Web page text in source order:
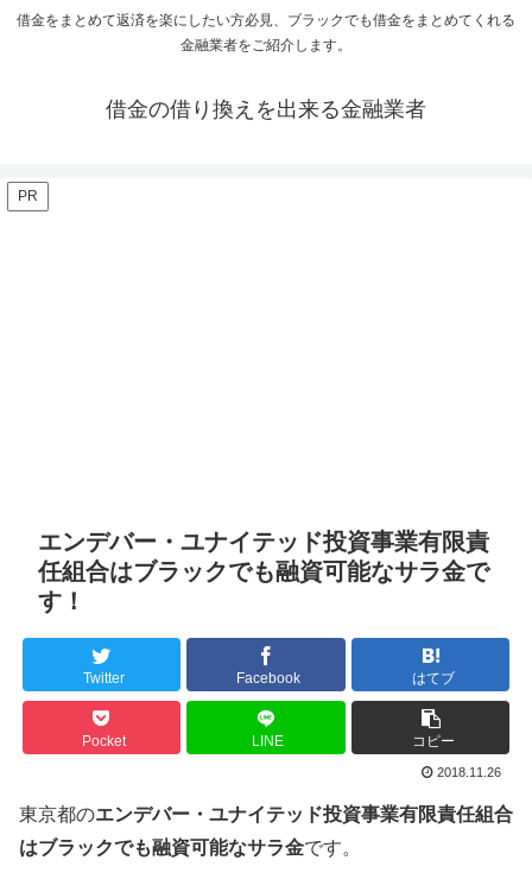
借金をまとめて返済を楽にしたい方必見、ブラックでも借金をまとめてくれる
金融業者をご紹介します。
借金の借り換えを出来る金融業者
PR
エンデバー・ユナイテッド投資事業有限責
任組合はブラックでも融資可能なサラ金で
す！
Twitter Facebook はてブ
Pocket LINE コピー
2018.11.26
東京都のエンデバー・ユナイテッド投資事業有限責任組合
はブラックでも融資可能なサラ金です。